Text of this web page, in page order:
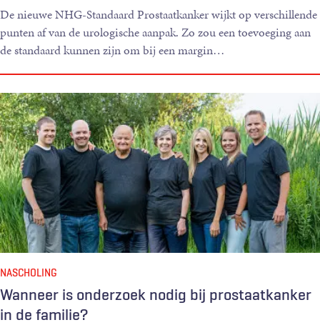
De nieuwe NHG-Standaard Prostaatkanker wijkt op verschillende
punten af van de urologische aanpak. Zo zou een toevoeging aan
de standaard kunnen zijn om bij een margin…
Wanneer is onderzoek nodig bij prostaatkanker
in de familie?
NASCHOLING